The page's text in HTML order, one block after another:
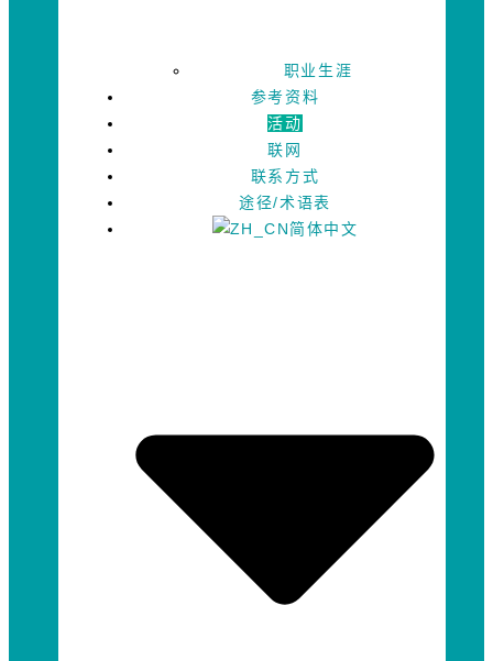
职业生涯
参考资料
活动
联网
联系方式
途径/术语表
简体中文